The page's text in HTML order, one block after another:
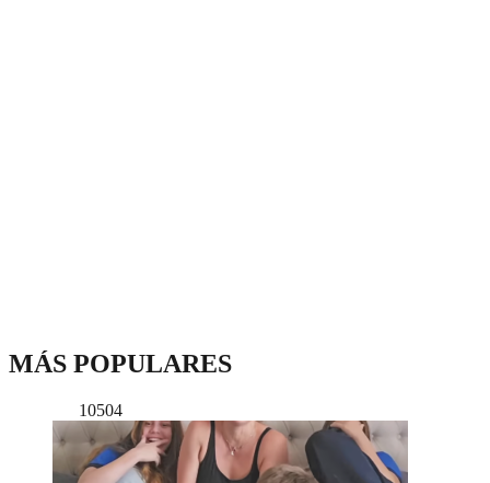
MÁS POPULARES
10504